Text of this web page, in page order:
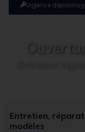
Urgence
Entretien,
modèles